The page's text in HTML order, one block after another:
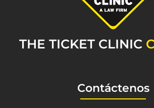
THE TICKET CLINIC
Contáctenos